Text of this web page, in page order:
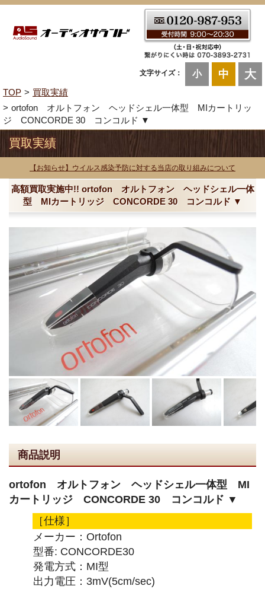
文字サイズ： 小 中 大
TOP
買取実績
ortofon オルトフォン ヘッドシェル一体型 MIカートリッ
ジ CONCORDE 30 コンコルド ▼
買取実績
【お知らせ】ウイルス感染予防に対する当店の取り組みについて
高額買取実施中!! ortofon オルトフォン ヘッドシェル一体
型 MIカートリッジ CONCORDE 30 コンコルド ▼
商品説明
ortofon オルトフォン ヘッドシェル一体型 MI
カートリッジ CONCORDE 30 コンコルド ▼
［仕様］
メーカー：Ortofon
型番: CONCORDE30
発電方式：MI型
出力電圧：3mV(5cm/sec)